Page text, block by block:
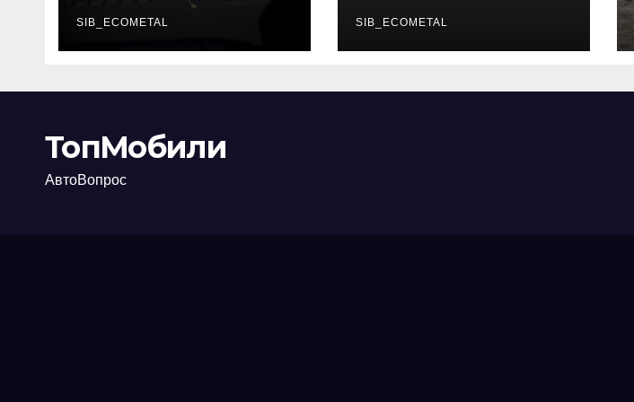
каково их
основное
назначение
SIB_ECOMETAL
актуальных
профессий
SIB_ECOMETAL
ТопМобили
АвтоВопрос